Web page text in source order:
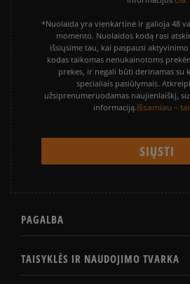
*Nuolaida yra vienkartinė ir galioja 48
momento. Nuolaidos kodą rasi
išsiųsime tau, kai paspausi
kodas taikomas nenukainotoms
prekes, ir negali būti derinamas su
specialiais pasiūlymais.
užsiprenumeruodamas naujienlaiškį,
informaciją.Išsamiau –
PAGALBA
TAISYKLĖS IR NAUDOJIMO TVARKA